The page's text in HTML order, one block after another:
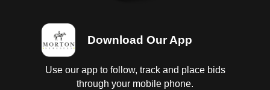
Download Our App
Use our app to follow, track and place bids
through your mobile phone.